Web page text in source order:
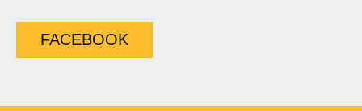
FACEBOOK